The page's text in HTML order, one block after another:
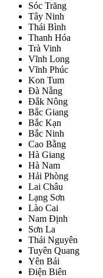
Sóc Trăng
Tây Ninh
Thái Bình
Thanh Hóa
Trà Vinh
Vĩnh Long
Vĩnh Phúc
Kon Tum
Đà Nẵng
Đắk Nông
Bắc Giang
Bắc Kạn
Bắc Ninh
Cao Bằng
Hà Giang
Hà Nam
Hải Phòng
Lai Châu
Lạng Sơn
Lào Cai
Nam Định
Sơn La
Thái Nguyên
Tuyên Quang
Yên Bái
Điện Biên